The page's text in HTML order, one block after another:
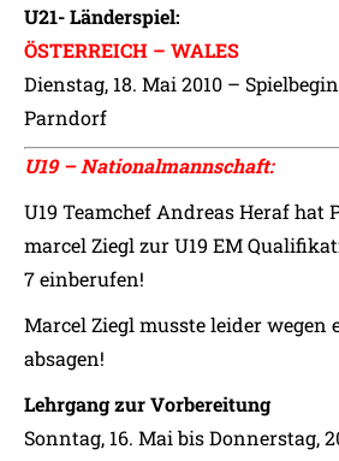
U21- Länderspiel:
ÖSTERREICH – WALES
Dienstag, 18. Mai 2010 –
Parndorf
U19 – Nationalmannschaft:
U19 Teamchef Andreas Heraf hat
marcel Ziegl zur U19 EM
7 einberufen!
Marcel Ziegl musste leider wegen
absagen!
Lehrgang zur Vorbereitung
Sonntag, 16. Mai bis Donnerstag,